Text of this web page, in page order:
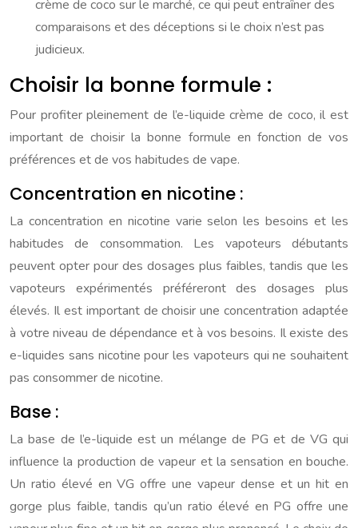
crème de coco sur le marché, ce qui peut entraîner des
comparaisons et des déceptions si le choix n’est pas
judicieux.
Choisir la bonne formule :
Pour profiter pleinement de l’e-liquide crème de coco, il est
important de choisir la bonne formule en fonction de vos
préférences et de vos habitudes de vape.
Concentration en nicotine :
La concentration en nicotine varie selon les besoins et les
habitudes de consommation. Les vapoteurs débutants
peuvent opter pour des dosages plus faibles, tandis que les
vapoteurs expérimentés préféreront des dosages plus
élevés. Il est important de choisir une concentration adaptée
à votre niveau de dépendance et à vos besoins. Il existe des
e-liquides sans nicotine pour les vapoteurs qui ne souhaitent
pas consommer de nicotine.
Base :
La base de l’e-liquide est un mélange de PG et de VG qui
influence la production de vapeur et la sensation en bouche.
Un ratio élevé en VG offre une vapeur dense et un hit en
gorge plus faible, tandis qu’un ratio élevé en PG offre une